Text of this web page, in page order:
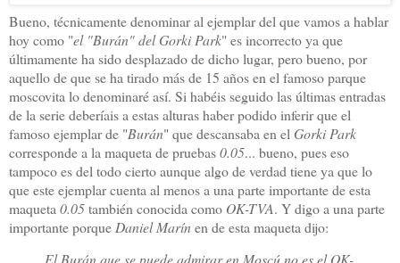
Bueno, técnicamente denominar al ejemplar del que vamos a hablar
hoy como "el "Burán" del Gorki Park" es incorrecto ya que
últimamente ha sido desplazado de dicho lugar, pero bueno, por
aquello de que se ha tirado más de 15 años en el famoso parque
moscovita lo denominaré así. Si habéis seguido las últimas entradas
de la serie deberíais a estas alturas haber podido inferir que el
famoso ejemplar de "Burán" que descansaba en el Gorki Park
corresponde a la maqueta de pruebas0.05... bueno, pues eso
tampoco es del todo cierto aunque algo de verdad tiene ya que lo
que este ejemplar cuenta al menos a una parte importante de esta
maqueta 0.05también conocida como OK-TVA. Y digo a una parte
importante porque Daniel Marínen de esta maqueta dijo: